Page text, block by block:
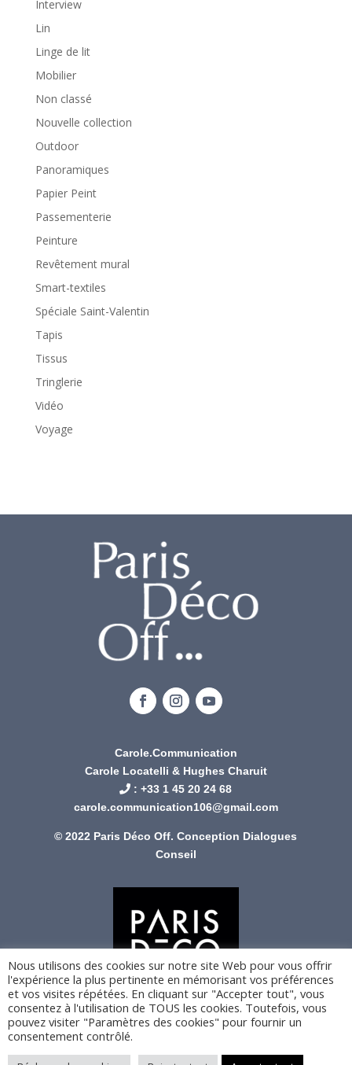
Interview
Lin
Linge de lit
Mobilier
Non classé
Nouvelle collection
Outdoor
Panoramiques
Papier Peint
Passementerie
Peinture
Revêtement mural
Smart-textiles
Spéciale Saint-Valentin
Tapis
Tissus
Tringlerie
Vidéo
Voyage
Carole.Communication
Carole Locatelli & Hughes Charuit
: +33 1 45 20 24 68
carole.communication106@gmail.com
© 2022 Paris Déco Off. Conception Dialogues
Conseil
Nous utilisons des cookies sur notre site Web pour vous offrir
l'expérience la plus pertinente en mémorisant vos préférences
et vos visites répétées. En cliquant sur "Accepter tout", vous
consentez à l'utilisation de TOUS les cookies. Toutefois, vous
pouvez visiter "Paramètres des cookies" pour fournir un
consentement contrôlé.